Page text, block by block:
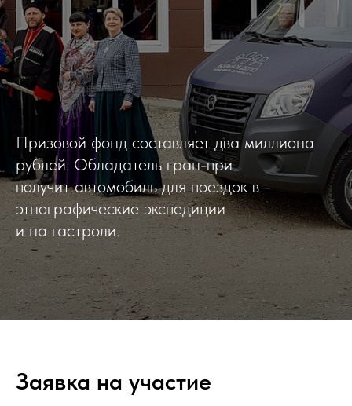
Призовой фонд составляет два миллиона
рублей. Обладатель гран-при
получит автомобиль для поездок в
этнографические экспедиции
и на гастроли.
Заявка на участие